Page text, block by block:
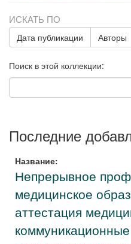
ИСКАТЬ ПО
Дата публикации Авторы
Поиск в этой коллекции:
Последние
Название:
Непрерывное
медицинское
аттестация